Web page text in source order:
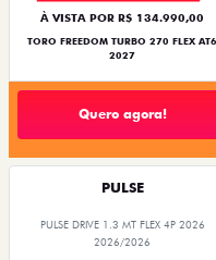
À VISTA POR R$ 134.990,00
TORO FREEDOM TURBO 270 FLEX AT6
2027
Quero agora!
PULSE
PULSE DRIVE 1.3 MT FLEX 4P 2026
2026/2026